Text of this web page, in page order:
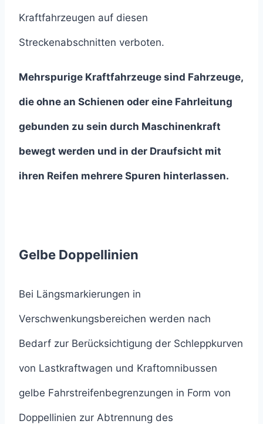
Kraftfahrzeugen auf diesen
Streckenabschnitten verboten.
Mehrspurige Kraftfahrzeuge sind Fahrzeuge,
die ohne an Schienen oder eine Fahrleitung
gebunden zu sein durch Maschinenkraft
bewegt werden und in der Draufsicht mit
ihren Reifen mehrere Spuren hinterlassen.
Gelbe Doppellinien
Bei Längsmarkierungen in
Verschwenkungsbereichen werden nach
Bedarf zur Berücksichtigung der Schleppkurven
von Lastkraftwagen und Kraftomnibussen
gelbe Fahrstreifenbegrenzungen in Form von
Doppellinien zur Abtrennung des